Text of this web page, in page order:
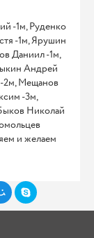
-1м, Руденко
-1м, Ярушин
Даниил -1м,
Андрей
2м, Мещанов
-3м,
Николай
и желаем